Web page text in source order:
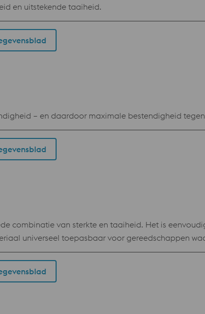
en uitstekende taaiheid.
– en daardoor maximale bestendigheid
combinatie van sterkte en taaiheid. Het is
universeel toepasbaar voor gereedschappen